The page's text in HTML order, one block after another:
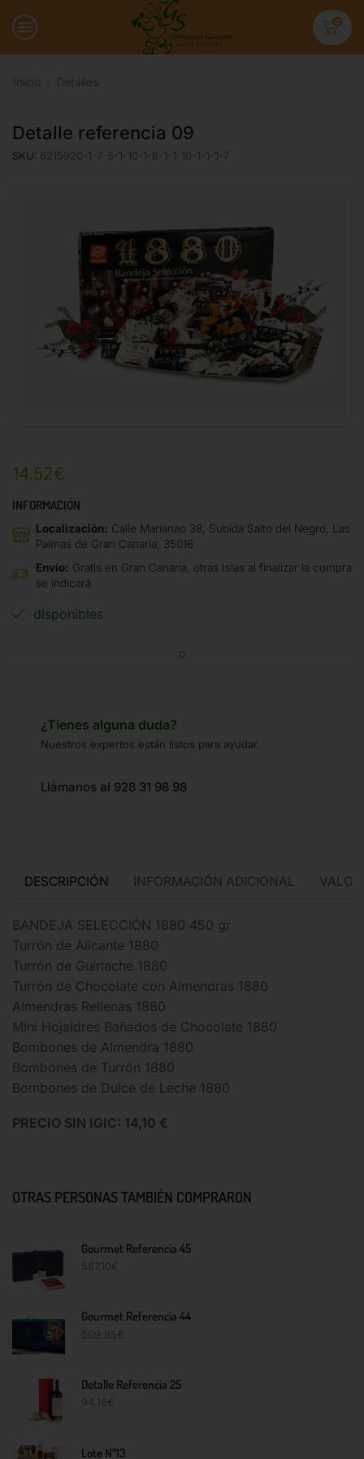
0
Inicio Detalles
Detalle referencia 09
SKU: 6215920-1-7-5-1-10-1-8-1-1-10-1-1-1-7
14.52€
INFORMACIÓN
Localización: Calle Marianao 38, Subida Salto del Negro, Las
Palmas de Gran Canaria, 35016
Envío: Gratis en Gran Canaria, otras Islas al finalizar la compra
se indicará
disponibles
O
¿Tienes alguna duda?
Nuestros expertos están listos para ayudar.
Llámanos al 928 31 98 98
DESCRIPCIÓN INFORMACIÓN ADICIONAL
BANDEJA SELECCIÓN 1880 450 gr
Turrón de Alicante 1880
Turrón de Guirlache 1880
Turrón de Chocolate con Almendras 1880
Almendras Rellenas 1880
Mini Hojaldres Bañados de Chocolate 1880
Bombones de Almendra 1880
Bombones de Turrón 1880
Bombones de Dulce de Leche 1880
PRECIO SIN IGIC: 14,10 €
OTRAS PERSONAS TAMBIÉN COMPRARON
Gourmet Referencia 45
587.10€
Gourmet Referencia 44
509.85 €
Detalle Referencia 25
94.16 €
Lote Nº13